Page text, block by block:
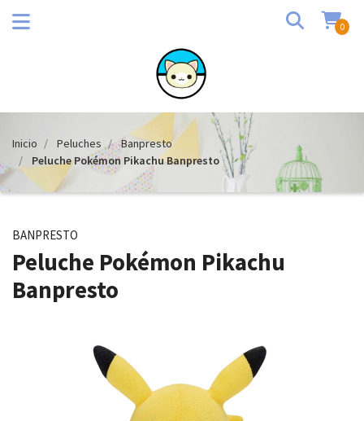
0
Inicio Peluches
Banpresto
Peluche Pokémon Pikachu Banpresto
BANPRESTO
Peluche Pokémon Pikachu
Banpresto